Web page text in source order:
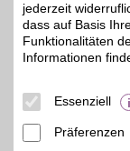
jederzeit
dass auf Basis
Funktionalitäten
Informationen
Essenziell
Präferenzen